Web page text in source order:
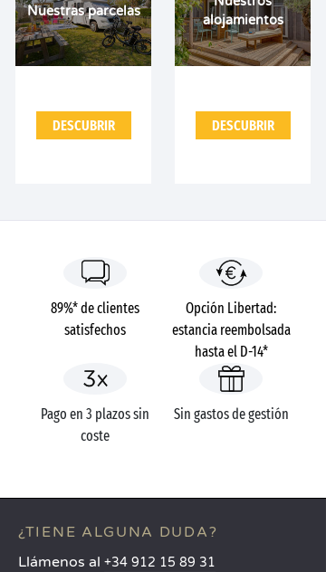
Nuestras parcelas
DESCUBRIR
alojamientos
DESCUBRIR
89%* de clientes
satisfechos
Opción Libertad:
estancia reembolsada
hasta el D-14*
Pago en 3 plazos sin
coste
Sin gastos de gestión
¿TIENE ALGUNA DUDA?
Llámenos al +34 912 15 89 31